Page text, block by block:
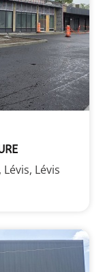
Lévis